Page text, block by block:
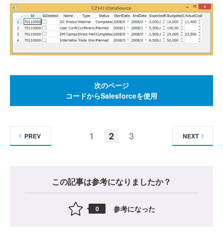
次のページ
コードからSalesforceを使用
1 2 3
PREV NEXT
この記事は参考になりましたか？
0 参考になった